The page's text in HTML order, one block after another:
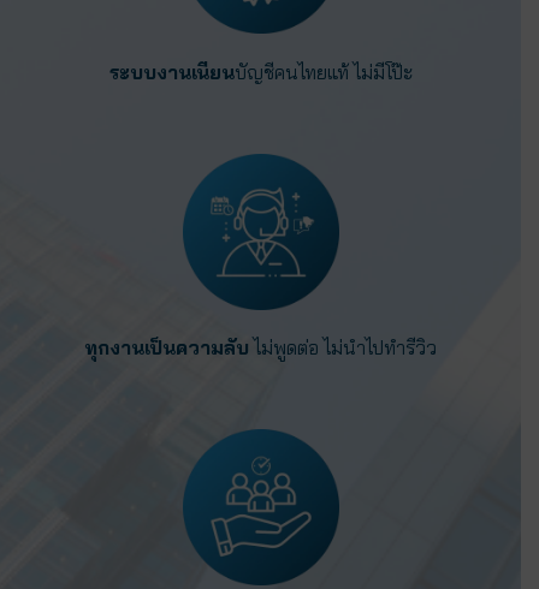
ระบบงานเนียนบัญชีคนไทยแท้ ไม่มีโป๊ะ
ทุกงานเป็นความลับ ไม่พูดต่อ ไม่นำไปทำรีวิว